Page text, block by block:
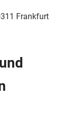
Frankfurt